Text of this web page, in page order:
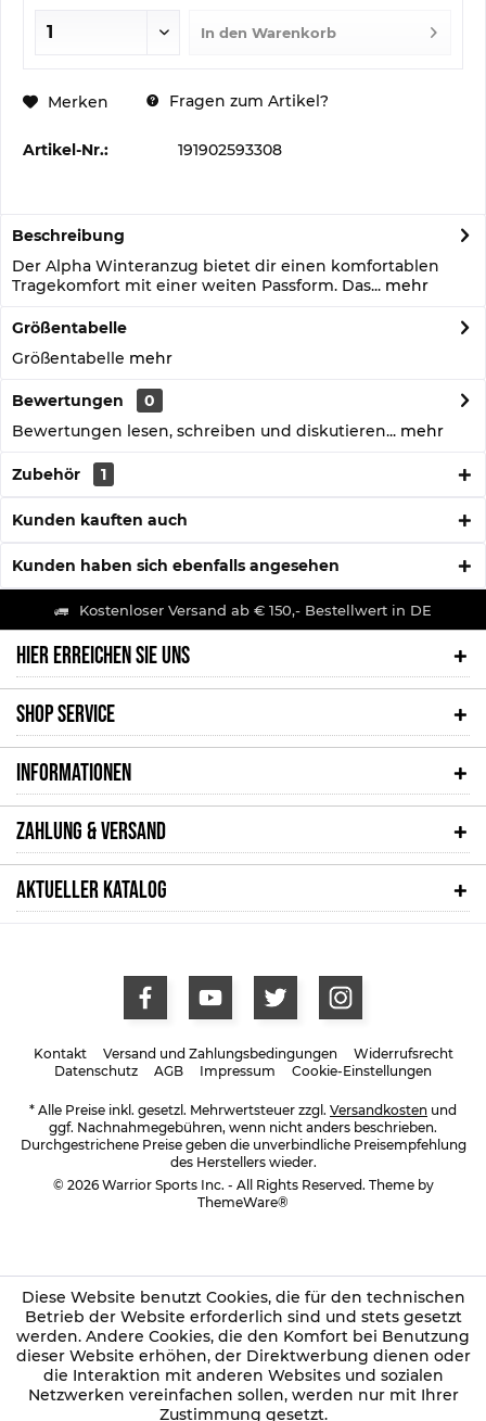
In den Warenkorb
Merken Fragen zum Artikel?
Artikel-Nr.: 191902593308
Beschreibung
Der Alpha Winteranzug bietet dir einen komfortablen
Tragekomfort mit einer weiten Passform. Das... mehr
Größentabelle
Größentabelle mehr
Bewertungen
0
Bewertungen lesen, schreiben und diskutieren... mehr
Zubehör 1
Kunden kauften auch
Kunden haben sich ebenfalls angesehen
Kostenloser Versand ab € 150,- Bestellwert in DE
HIER ERREICHEN SIE UNS
SHOP SERVICE
INFORMATIONEN
ZAHLUNG & VERSAND
AKTUELLER KATALOG
Kontakt Versand und Zahlungsbedingungen
Widerrufsrecht
Datenschutz
AGB Impressum Cookie-Einstellungen
* Alle Preise inkl. gesetzl. Mehrwertsteuer zzgl. Versandkosten und
ggf. Nachnahmegebühren, wenn nicht anders beschrieben.
Durchgestrichene Preise geben die unverbindliche Preisempfehlung
des Herstellers wieder.
© 2026 Warrior Sports Inc. - All Rights Reserved. Theme by
ThemeWare®
Diese Website benutzt Cookies, die für den technischen
Betrieb der Website erforderlich sind und stets gesetzt
werden. Andere Cookies, die den Komfort bei Benutzung
dieser Website erhöhen, der Direktwerbung dienen oder
die Interaktion mit anderen Websites und sozialen
Netzwerken vereinfachen sollen, werden nur mit Ihrer
Zustimmung gesetzt.